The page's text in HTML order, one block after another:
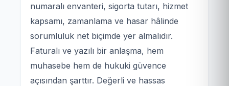
numaralı envanteri, sigorta tutarı, hizmet
kapsamı, zamanlama ve hasar hâlinde
sorumluluk net biçimde yer almalıdır.
Faturalı ve yazılı bir anlaşma, hem
muhasebe hem de hukuki güvence
açısından şarttır. Değerli ve hassas